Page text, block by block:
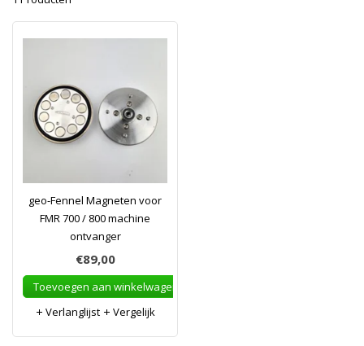
geo-Fennel Magneten voor
FMR 700 / 800 machine
ontvanger
€89,00
Toevoegen aan winkelwagen
Verlanglijst
Vergelijk